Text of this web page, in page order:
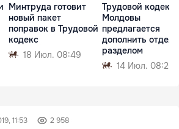
Минтруда готовит
новый пакет
поправок в Трудовой
кодекс
18 Июл. 08:49
Трудовой кодекс
Молдовы
предлагается
дополнить
разделом
14 Июл. 08:20
11:53 2 958